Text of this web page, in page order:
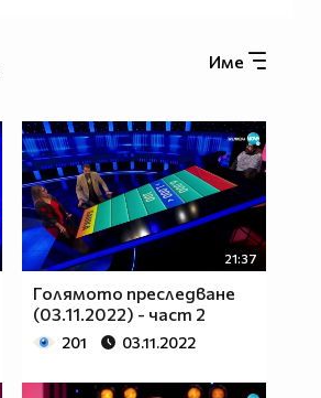
Име
21:37
Голямото преследване
(03.11.2022) - част 2
201 03.11.2022